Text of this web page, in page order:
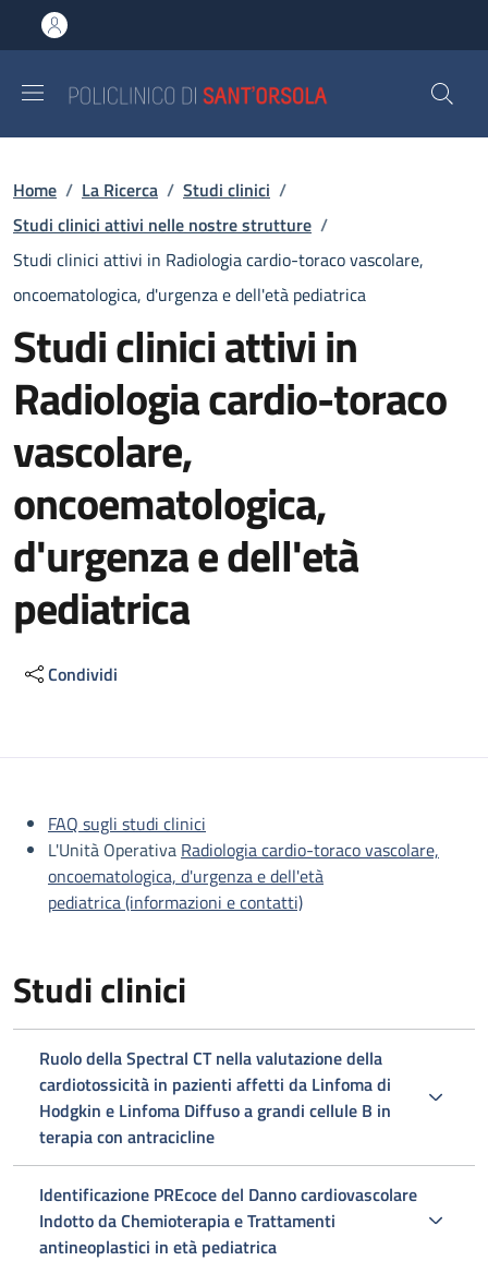
al contenuto principale
to footer content
Briciole di pane
Home / La Ricerca / Studi clinici /
Studi clinici attivi nelle nostre strutture /
Studi clinici attivi in Radiologia cardio-toraco vascolare,
oncoematologica, d'urgenza e dell'età pediatrica
Studi clinici attivi in
Radiologia cardio-toraco
vascolare,
oncoematologica,
d'urgenza e dell'età
pediatrica
Condividi
Descrizione
FAQ sugli studi clinici
L'Unità Operativa Radiologia cardio-toraco vascolare,
oncoematologica, d'urgenza e dell'età
pediatrica (informazioni e contatti)
Studi clinici
Ruolo della Spectral CT nella valutazione della
cardiotossicità in pazienti affetti da Linfoma di
Hodgkin e Linfoma Diffuso a grandi cellule B in
terapia con antracicline
Identificazione PREcoce del Danno cardiovascolare
Indotto da Chemioterapia e Trattamenti
antineoplastici in età pediatrica